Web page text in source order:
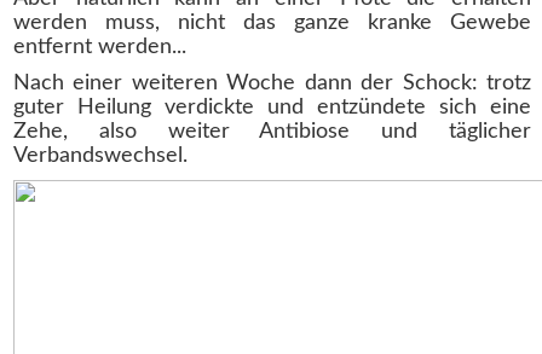
werden muss, nicht das ganze kranke Gewebe
entfernt werden...
Nach einer weiteren Woche dann der Schock: trotz
guter Heilung verdickte und entzündete sich eine
Zehe, also weiter Antibiose und täglicher
Verbandswechsel.